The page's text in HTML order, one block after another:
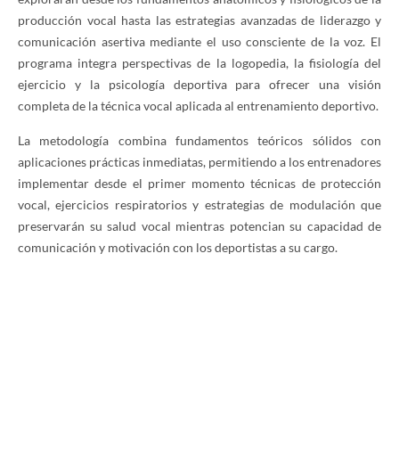
comunicación asertiva mediante el uso consciente de la voz. El
programa integra perspectivas de la logopedia, la fisiología del
ejercicio y la psicología deportiva para ofrecer una visión
completa de la técnica vocal aplicada al entrenamiento deportivo.
La metodología combina fundamentos teóricos sólidos con
implementar desde el primer momento técnicas de protección
vocal, ejercicios respiratorios y estrategias de modulación que
preservarán su salud vocal mientras potencian su capacidad de
comunicación y motivación con los deportistas a su cargo.